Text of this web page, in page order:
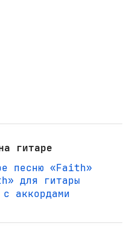
гитаре
песню «Faith»
для гитары
аккордами